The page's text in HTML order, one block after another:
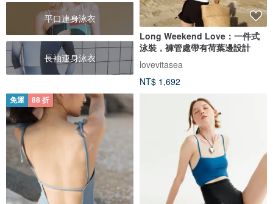
平口連身泳衣
長袖連身泳衣
Long Weekend Love：一件式
泳裝，褲管處帶有荷葉邊設計
lovevitasea
NT$ 1,692
免運 88 折